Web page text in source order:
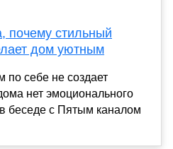
почему стильный
дом уютным
по себе не создает
нет эмоционального
беседе с Пятым каналом